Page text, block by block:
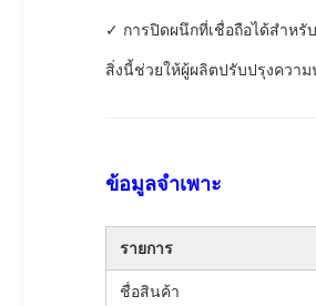
✓ การปิดผนึกที่เชื่อถือได้สำหรั
สิ่งนี้ช่วยให้ผู้ผลิตปรับปรุงควา
ข้อมูลจำเพาะ
รายการ
ชื่อสินค้า